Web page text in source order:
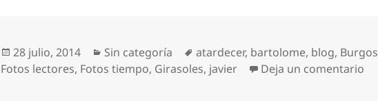
Publicado
el
28 julio, 2014 Categorías
Sin categoría Etiquetas
atardecer, bartolome, blog, Burgos
Fotos lectores, Fotos tiempo, Girasoles, javier Deja un comentario